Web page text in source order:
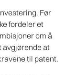
Før
fordeler et
om å
avgjørende at
til patent.